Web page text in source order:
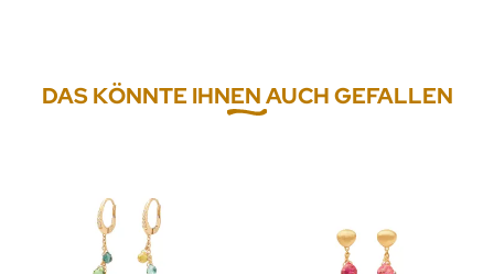
DAS KÖNNTE IHNEN AUCH GEFALLEN